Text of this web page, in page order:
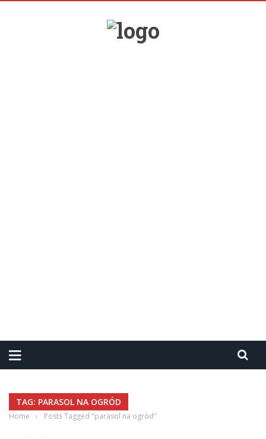
TAG: PARASOL NA OGRÓD
Home › Posts Tagged "parasol na ogród"